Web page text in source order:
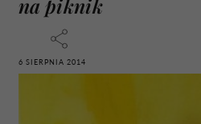
na piknik
6 SIERPNIA 2014